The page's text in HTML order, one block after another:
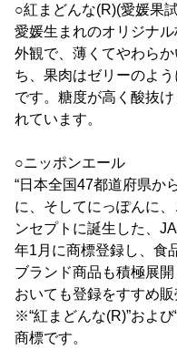
○紅まどんな(R)(愛媛果
愛媛生まれのオリジナ
外観で、薄くてやわら
ち、果肉はゼリーのよ
です。糖度が高く酸抜
れています。
○ニッポンエール
“日本全国47都道府県か
に、そしてにっぽんに
ンセプトに誕生した、
年1月に商標登録し、食
ブランド商品も積極展
おいても登録をすすめ販
※“紅まどんな(R)”およ
商標です。